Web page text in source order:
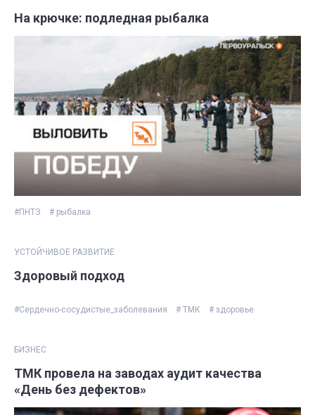
На крючке: подледная рыбалка
#ПНТЗ # рыбалка
УСТОЙЧИВОЕ РАЗВИТИЕ
Здоровый подход
#Сердечно-сосудистые_заболевания # ТМК # здоровье
БИЗНЕС
ТМК провела на заводах аудит качества
«День без дефектов»